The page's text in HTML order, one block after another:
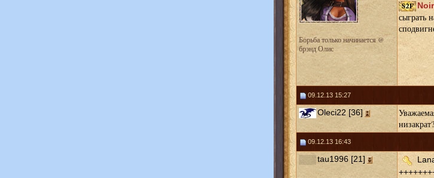
Борьба только начинается @
брэнд Олис
сыграть
09.12.13 15:27
Oleci22 [36]
низакрат?
09.12.13 16:43
tau1996 [21]